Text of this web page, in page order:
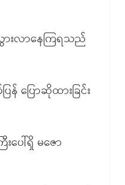
ားလာနေကြရသည်
ြောဆိုထားခြင်း
ပေါ်ရှိ မဇော